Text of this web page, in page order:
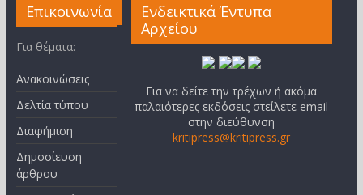
Επικοινωνία
Για θέματα:
Ανακοινώσεις
Δελτία τύπου
Διαφήμιση
Δημοσίευση
άρθρου
Ενδεικτικά Έντυπα
Αρχείου
Για να δείτε την τρέχων ή ακόμα
παλαιότερες εκδόσεις στείλετε email
στην διεύθυνση
kritipress@kritipress.gr